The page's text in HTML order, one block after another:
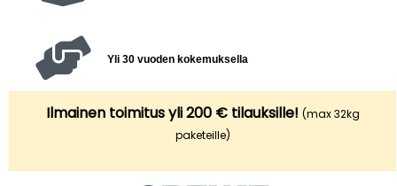
Yli 30 vuoden kokemuksella
Ilmainen toimitus yli 200 € tilauksille! (max 32kg
paketeille)